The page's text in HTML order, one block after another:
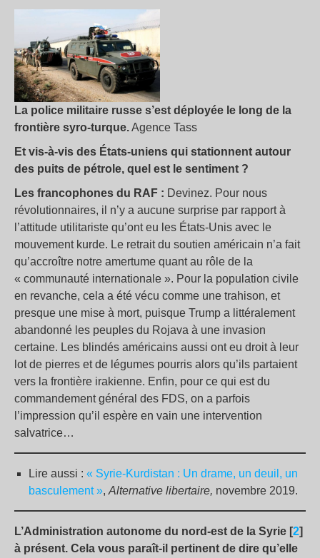
La police militaire russe s’est déployée le long de la
frontière syro-turque.Agence Tass
Et vis-à-vis des États-uniens qui stationnent autour
des puits de pétrole, quel est le sentiment ?
Les francophones du RAF : Devinez. Pour nous
révolutionnaires, il n’y a aucune surprise par rapport à
l’attitude utilitariste qu’ont eu les États-Unis avec le
mouvement kurde. Le retrait du soutien américain n’a fait
qu’accroître notre amertume quant au rôle de la
« communauté internationale ». Pour la population civile
en revanche, cela a été vécu comme une trahison, et
presque une mise à mort, puisque Trump a littéralement
abandonné les peuples du Rojava à une invasion
certaine. Les blindés américains aussi ont eu droit à leur
lot de pierres et de légumes pourris alors qu’ils partaient
vers la frontière irakienne. Enfin, pour ce qui est du
commandement général des FDS, on a parfois
l’impression qu’il espère en vain une intervention
salvatrice…
Lire aussi : « Syrie-Kurdistan : Un drame, un deuil, un
basculement », Alternative libertaire, novembre 2019.
L’Administration autonome du nord-est de la Syrie [2]
à présent. Cela vous paraît-il pertinent de dire qu’elle